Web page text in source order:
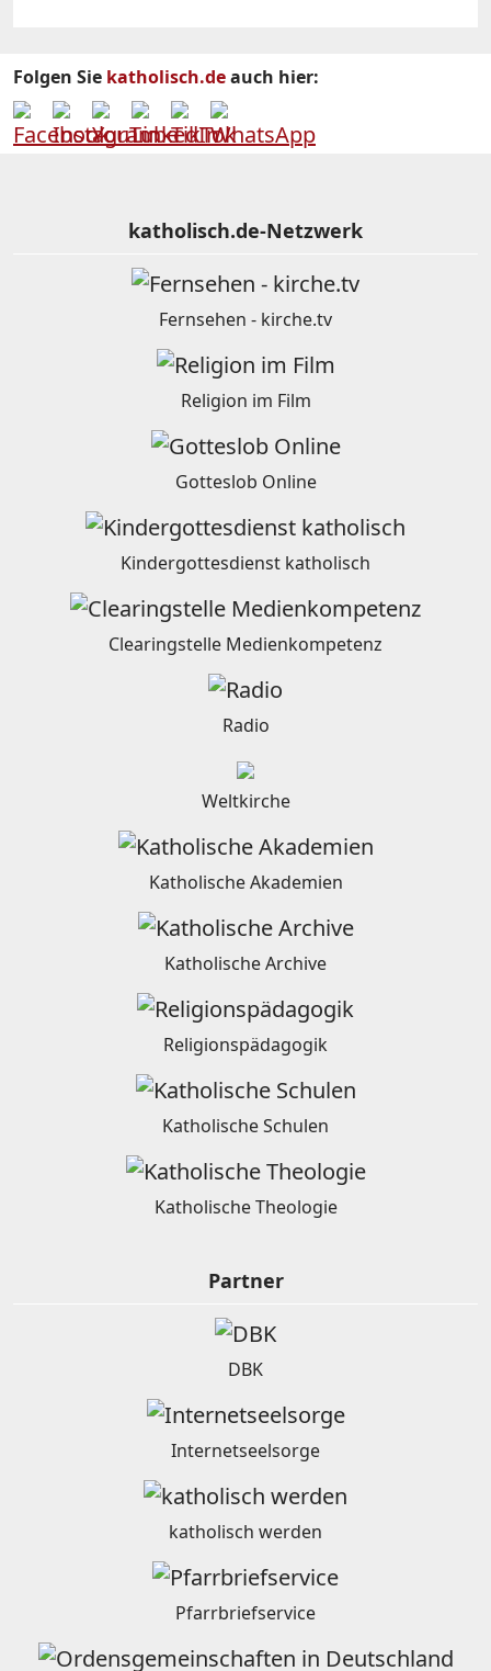
Folgen Sie katholisch.deauch hier:
katholisch.de-Netzwerk
Fernsehen - kirche.tv
Religion im Film
Gotteslob Online
Kindergottesdienst katholisch
Clearingstelle Medienkompetenz
Radio
Weltkirche
Katholische Akademien
Katholische Archive
Religionspädagogik
Katholische Schulen
Katholische Theologie
Partner
DBK
Internetseelsorge
katholisch werden
Pfarrbriefservice